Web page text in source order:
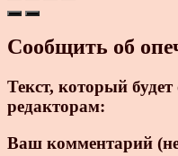
Сообщить об
Текст, который
редакторам:
Ваш комментарий